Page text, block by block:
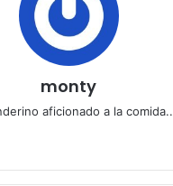
monty
aficionado a la comida..